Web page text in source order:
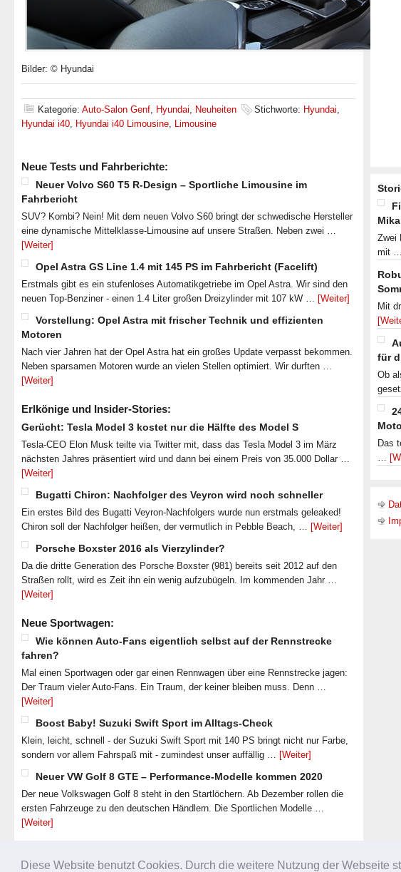
Diese Website benutzt Cookies. Durch die weitere Nutzung der Webseite
Bilder: © Hyundai
Kategorie: Auto-Salon Genf, Hyundai, Neuheiten Stichworte: Hyundai,
Hyundai i40, Hyundai i40 Limousine, Limousine
Neue Tests und Fahrberichte:
Neuer Volvo S60 T5 R-Design – Sportliche Limousine im
Fahrbericht
SUV? Kombi? Nein! Mit dem neuen Volvo S60 bringt der schwedische Hersteller
eine dynamische Mittelklasse-Limousine auf unsere Straßen. Neben zwei …
[Weiter]
Opel Astra GS Line 1.4 mit 145 PS im Fahrbericht (Facelift)
Erstmals gibt es ein stufenloses Automatikgetriebe im Opel Astra. Wir sind den
neuen Top-Benziner - einen 1.4 Liter großen Dreizylinder mit 107 kW … [Weiter]
Vorstellung: Opel Astra mit frischer Technik und effizienten
Motoren
Nach vier Jahren hat der Opel Astra hat ein großes Update verpasst bekommen.
Neben sparsamen Motoren wurde an vielen Stellen optimiert. Wir durften …
[Weiter]
Erlkönige und Insider-Stories:
Gerücht: Tesla Model 3 kostet nur die Hälfte des Model S
Tesla-CEO Elon Musk teilte via Twitter mit, dass das Tesla Model 3 im März
nächsten Jahres präsentiert wird und dann bei einem Preis von 35.000 Dollar …
[Weiter]
Bugatti Chiron: Nachfolger des Veyron wird noch schneller
Ein erstes Bild des Bugatti Veyron-Nachfolgers wurde nun erstmals geleaked!
Chiron soll der Nachfolger heißen, der vermutlich in Pebble Beach, … [Weiter]
Porsche Boxster 2016 als Vierzylinder?
Da die dritte Generation des Porsche Boxster (981) bereits seit 2012 auf den
Straßen rollt, wird es Zeit ihn ein wenig aufzubügeln. Im kommenden Jahr …
[Weiter]
Neue Sportwagen:
Wie können Auto-Fans eigentlich selbst auf der Rennstrecke
fahren?
Mal einen Sportwagen oder gar einen Rennwagen über eine Rennstrecke jagen:
Der Traum vieler Auto-Fans. Ein Traum, der keiner bleiben muss. Denn …
[Weiter]
Boost Baby! Suzuki Swift Sport im Alltags-Check
Klein, leicht, schnell - der Suzuki Swift Sport mit 140 PS bringt nicht nur Farbe,
sondern vor allem Fahrspaß mit - zumindest unser auffällig … [Weiter]
Neuer VW Golf 8 GTE – Performance-Modelle kommen 2020
Der neue Volkswagen Golf 8 steht in den Startlöchern. Ab Dezember rollen die
ersten Fahrzeuge zu den deutschen Händlern. Die Sportlichen Modelle …
[Weiter]
Zwei
mit …
Mit
für
Ob
Das
…